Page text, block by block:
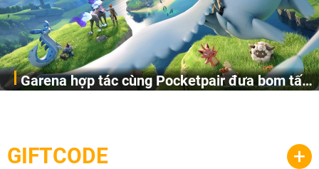
Garena hợp tác cùng Pocketpair đưa bom tấn
cầu, theo giấy phép chính thức từ công ty game Nhật Bản
Pocketpair, Inc.
GIFTCODE +